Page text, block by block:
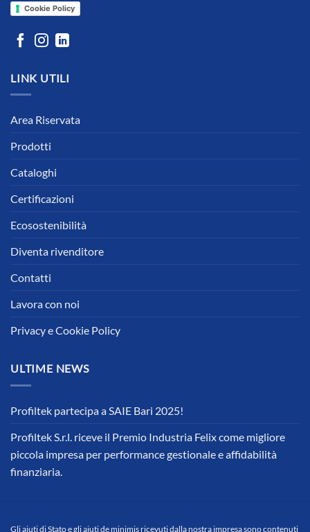
Cookie Policy
LINK UTILI
Area Riservata
Prodotti
Cataloghi
Certificazioni
Ecosostenibilità
Diventa rivenditore
Contatti
Lavora con noi
Privacy e Cookie Policy
ULTIME NEWS
Profiltek partecipa a SAIE Bari 2025!
Profiltek S.r.l. riceve il Premio Industria Felix come migliore
piccola impresa per performance gestionale e affidabilità
finanziaria.
Gli aiuti di Stato e gli aiuti de minimis ricevuti dalla nostra impresa sono contenuti